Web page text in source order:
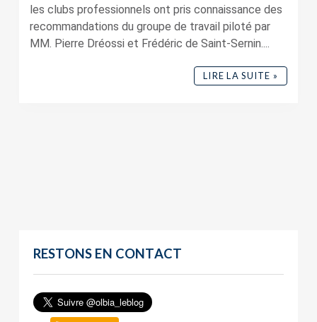
les clubs professionnels ont pris connaissance des
recommandations du groupe de travail piloté par
MM. Pierre Dréossi et Frédéric de Saint-Sernin....
LIRE LA SUITE »
RESTONS EN CONTACT